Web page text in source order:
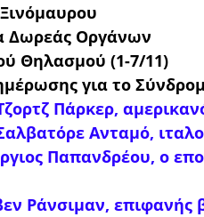
Δωρεάς Οργάνων
Θηλασμού (1-7/11)
για το
Πάρκερ,
Ανταμό,
Παπανδρέου, ο
Ράνσιμαν, επιφανής